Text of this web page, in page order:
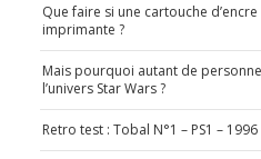
Que faire si une cartouche
imprimante ?
Mais pourquoi autant de
l’univers Star Wars ?
Retro test : Tobal N°1 – PS1 – 1996